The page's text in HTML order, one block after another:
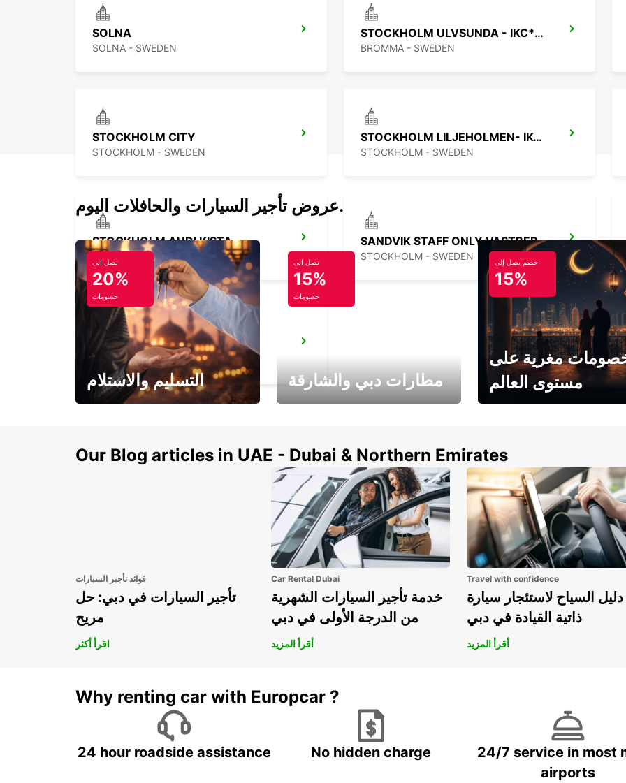
SOLNA
SOLNA - SWEDEN
STOCKHOLM ULVSUNDA - IKC*RY*
BROMMA - SWEDEN
STOCKHOLM CITY
STOCKHOLM - SWEDEN
STOCKHOLM LILJEHOLMEN- IKC-*RY
STOCKHOLM - SWEDEN
STOCKHOLM AUDI KISTA
KISTA - SWEDEN
SANDVIK STAFF ONLY,VASTBERGA DELIV
STOCKHOLM - SWEDEN
STOCKHOLM TABY - IKC*RY*
TABY - SWEDEN
عروض تأجير السيارات والحافلات اليوم.
تصل الى
20%
خصومات
التسليم والاستلام
تصل الى
15%
خصومات
مطارات دبي والشارقة
خصم يصل إلى
15%
مغرية على
مستوى العالم
Our Blog articles in UAE - Dubai & Northern Emirates
فوائد تأجير السيارات
تأجير السيارات في دبي: حل
مريح
اقرأ أكثر
Car Rental Dubai
خدمة تأجير السيارات الشهرية
من الدرجة الأولى في دبي
أقرأ المزيد
Travel with confidence
دليل السياح لاستئجار سيارة
ذاتية القيادة في دبي
أقرأ المزيد
Why renting car with Europcar ?
24 hour roadside assistance No hidden charge
24/7 service in most
airports